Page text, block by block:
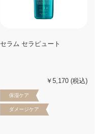
セラム セラピュート
￥5,170 (税込)
保湿ケア
ダメージケア